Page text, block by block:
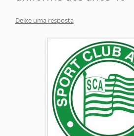
Deixe uma resposta